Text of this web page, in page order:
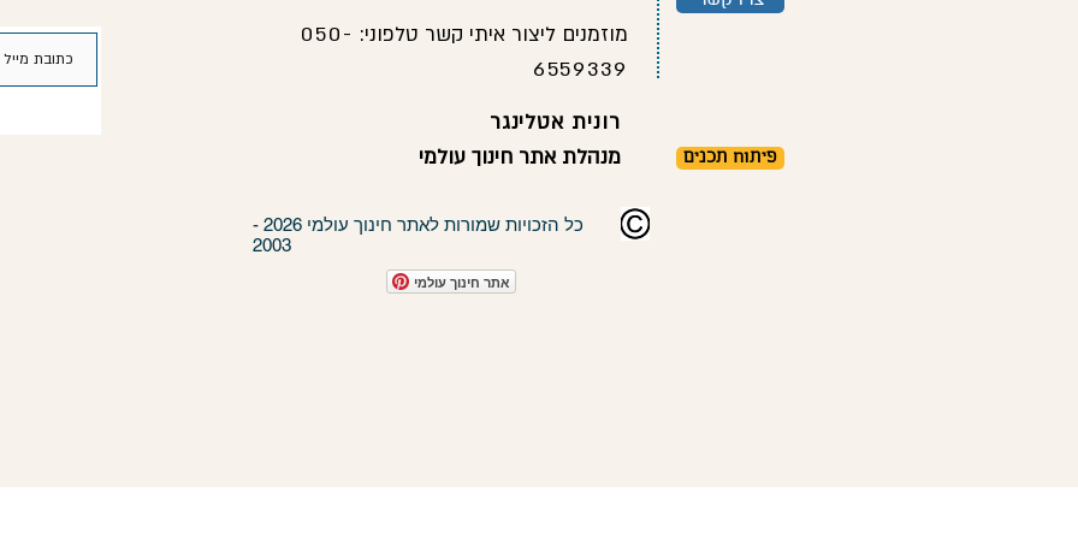
מוזמנים ליצור איתי קשר טלפוני: 050-
6559339
רונית אטלינגר
מנהלת אתר חינוך עולמי
כל הזכויות שמורות לאתר חינוך עולמי 2026 -
פיתוח תכנים
אתר חינוך עולמי